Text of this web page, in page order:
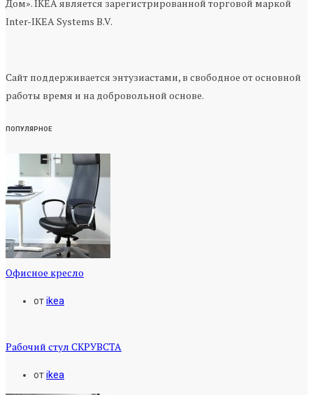
Дом». IKEA является зарегистрированной торговой маркой
Inter-IKEA Systems B.V.
Сайт поддерживается энтузиастами, в свободное от основной
работы время и на добровольной основе.
ПОПУЛЯРНОЕ
Офисное кресло
отikea
Рабочий стул СКРУВСТА
отikea